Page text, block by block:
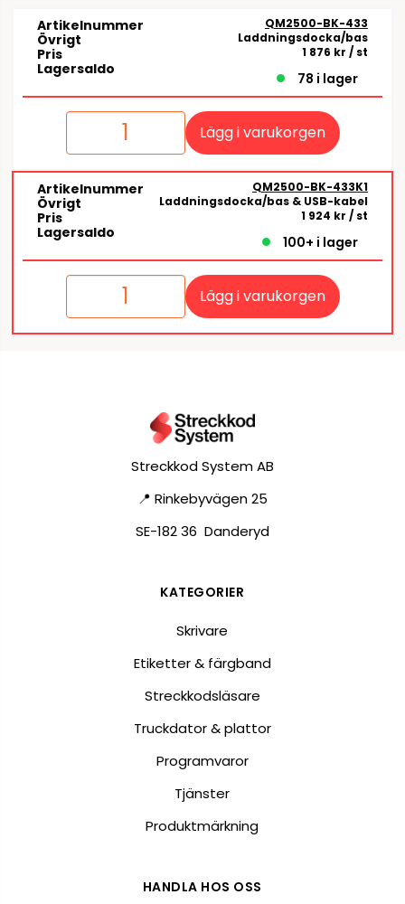
Artikelnummer QM2500-BK-433
Övrigt Laddningsdocka/bas
Pris 1 876 kr / st
Lagersaldo
78 i lager
Lägg i varukorgen
Artikelnummer QM2500-BK-433K1
Övrigt Laddningsdocka/bas & USB-kabel
Pris 1 924 kr / st
Lagersaldo
100+ i lager
Lägg i varukorgen
Streckkod System AB
📍 Rinkebyvägen 25
SE-182 36 Danderyd
KATEGORIER
Skrivare
Etiketter & färgband
Streckkodsläsare
Truckdator & plattor
Programvaror
Tjänster
Produktmärkning
HANDLA HOS OSS